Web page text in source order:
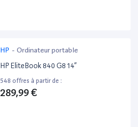
HP - Ordinateur portable
HP EliteBook 840 G8 14”
548 offres à partir de :
289,99 €